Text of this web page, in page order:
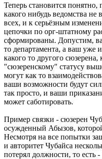
Теперь становится понятно,
какого нибудь ведомства не
всех, и к серьёзным
цепочки по орг-штатному
сформированы. Допустим,
то департамента, а ваш уже
какого то другого
"сюзеренскому" статусу
могут как то
ваши возможности будут
так просто, и ваши
может саботировать.
Пример связки - сюзерен
осужденный Абызов,
Несмотря на все попытки
и авторитет Чубайса
потерял должности, то